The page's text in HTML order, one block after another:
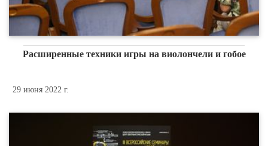
Расширенные техники игры на виолончели и гобое
29 июня 2022 г.